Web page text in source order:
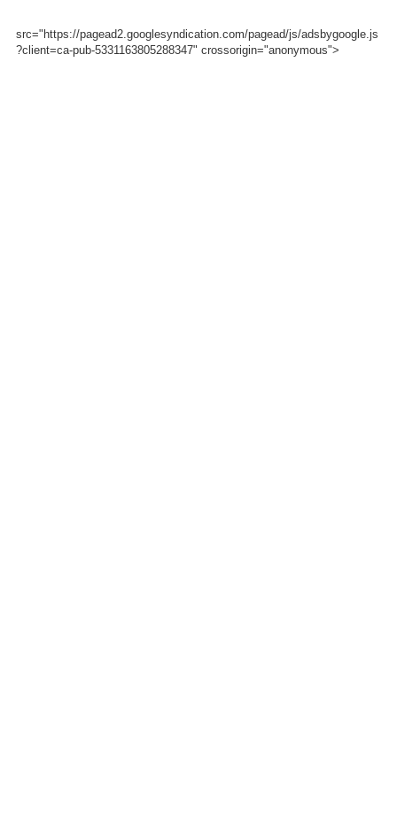
src="https://pagead2.googlesyndication.com/pagead/js/adsbygoogle.js
?client=ca-pub-5331163805288347" crossorigin="anonymous">